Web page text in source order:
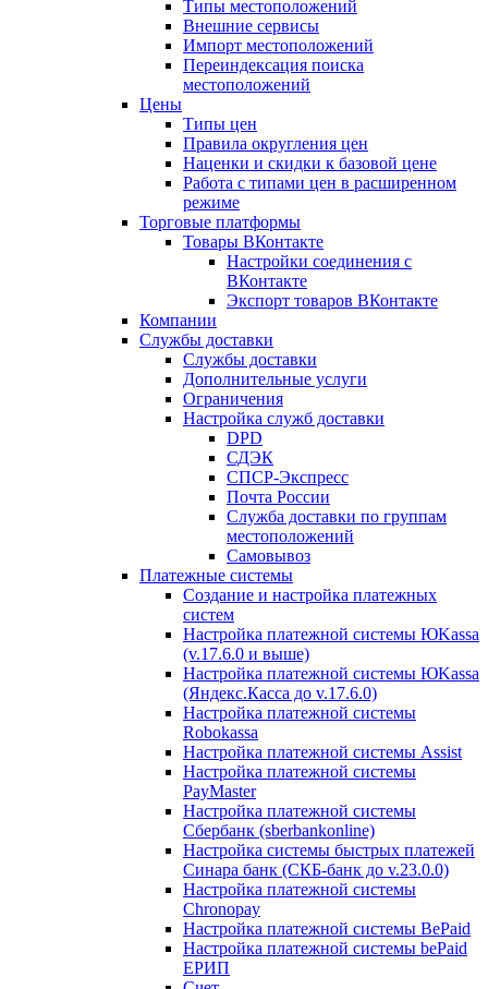
Типы местоположений
Внешние сервисы
Импорт местоположений
Переиндексация поиска
местоположений
Цены
Типы цен
Правила округления цен
Наценки и скидки к базовой цене
Работа с типами цен в расширенном
режиме
Торговые платформы
Товары ВКонтакте
Настройки соединения с
ВКонтакте
Экспорт товаров ВКонтакте
Компании
Службы доставки
Службы доставки
Дополнительные услуги
Ограничения
Настройка служб доставки
DPD
СДЭК
СПСР-Экспресс
Почта России
Служба доставки по группам
местоположений
Самовывоз
Платежные системы
Создание и настройка платежных
систем
Настройка платежной системы ЮKassa
(v.17.6.0 и выше)
Настройка платежной системы ЮKassa
(Яндекс.Касса до v.17.6.0)
Настройка платежной системы
Robokassa
Настройка платежной системы Assist
Настройка платежной системы
PayMaster
Настройка платежной системы
Сбербанк (sberbankonline)
Настройка системы быстрых платежей
Синара банк (СКБ-банк до v.23.0.0)
Настройка платежной системы
Chronopay
Настройка платежной системы BePaid
Настройка платежной системы bePaid
ЕРИП